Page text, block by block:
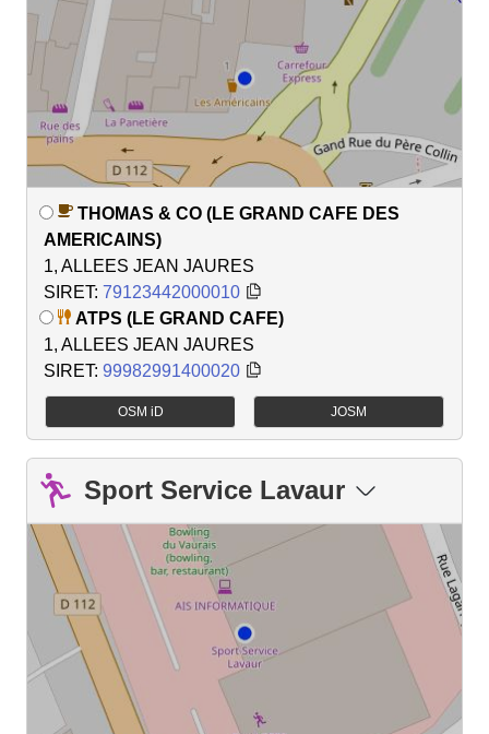
THOMAS & CO (LE GRAND CAFE DES
AMERICAINS)
1, ALLEES JEAN JAURES
SIRET: 79123442000010
ATPS (LE GRAND CAFE)
1, ALLEES JEAN JAURES
SIRET: 99982991400020
OSM iD JOSM
Sport Service Lavaur